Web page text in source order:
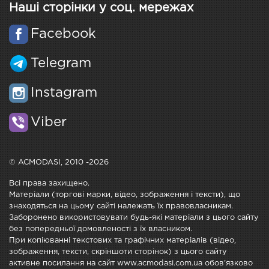
Наші сторінки у соц. мережах
Facebook
Telegram
Instagram
Viber
© ACMODASI, 2010 -2026
Всі права захищено.
Матеріали (торгові марки, відео, зображення і тексти), що
знаходяться на цьому сайті належать їх правовласникам.
Заборонено використовувати будь-які матеріали з цього сайту
без попередньої домовленості з їх власником.
При копіюванні текстових та графічних матеріалів (відео,
зображення, тексти, скріншоти сторінок) з цього сайту
активне посилання на сайт www.acmodasi.com.ua обов'язково